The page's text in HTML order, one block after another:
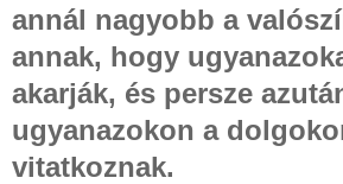
annál nagyobb a
annak, hogy
akarják, és persze
ugyanazokon a
vitatkoznak.